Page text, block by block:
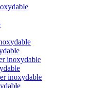
inoxydable
inoxydable